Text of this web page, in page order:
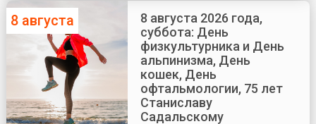
8 августа
8 августа 2026 года,
суббота: День
физкультурника и День
альпинизма, День
кошек, День
офтальмологии, 75 лет
Станиславу
Садальскому